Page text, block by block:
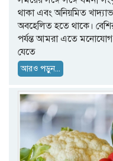
থাকা এবং অনিয়মিত
অবহেলিত হতে থাকে।
পর্যন্ত আমরা এতে মনোযোগ
যেতে
আরও পড়ুন...